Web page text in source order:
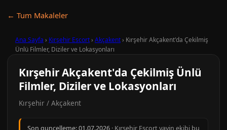
← Tum Makaleler
Ana Sayfa › Kırşehir Escort› Akçakent› Kırşehir Akçakent'da Çekilmiş
Ünlü Filmler, Diziler ve Lokasyonları
Kırşehir Akçakent'da Çekilmiş Ünlü
Filmler, Diziler ve Lokasyonları
Kırşehir / Akçakent
Son guncelleme:01.07.2026 · Kırşehir Escort yayin ekibi bu